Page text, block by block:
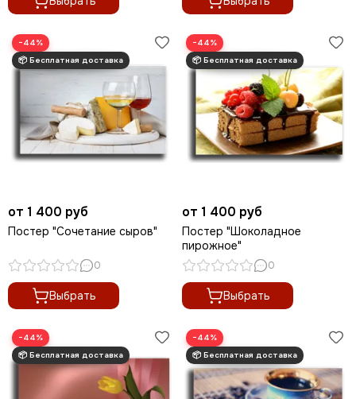
−44%
от 1 400 руб
Постер "Сочетание сыров"
0
Выбрать
−44%
от 1 400 руб
Постер "Шоколадное
пирожное"
0
Выбрать
−44% −44%